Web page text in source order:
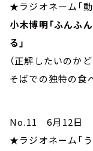
★ラジオネーム「
小木博明「ふんふ
る」
（正解したいのか
そばでの独特の食
No.11 6月12日
★ラジオネーム「